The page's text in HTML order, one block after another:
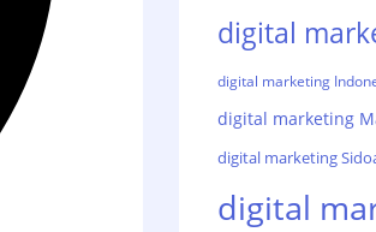
digital
digital marketing
digital marketing
digital marketing
digital